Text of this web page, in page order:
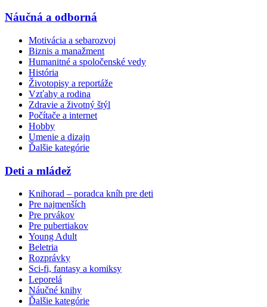
Náučná a odborná
Motivácia a sebarozvoj
Biznis a manažment
Humanitné a spoločenské vedy
História
Životopisy a reportáže
Vzťahy a rodina
Zdravie a životný štýl
Počítače a internet
Hobby
Umenie a dizajn
Ďalšie kategórie
Deti a mládež
Knihorad – poradca kníh pre deti
Pre najmenších
Pre prvákov
Pre pubertiakov
Young Adult
Beletria
Rozprávky
Sci-fi, fantasy a komiksy
Leporelá
Náučné knihy
Ďalšie kategórie